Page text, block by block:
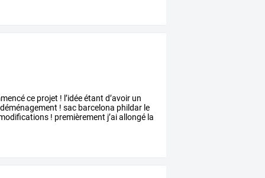
ce projet ! l’idéeétant d’avoir un
! sac barcelona phildar le
! premièrement j’aiallongé la